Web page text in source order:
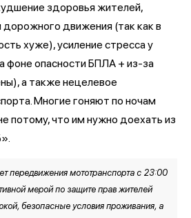
здоровья жителей,
дорожного движения (так как в
хуже), усиление стресса у
фоне опасности БПЛА + из-за
а также нецелевое
Многие гоняют по ночам
потому, что им нужно доехать из
передвижения мототранспорта с 23:00
мерой по защите прав жителей
безопасные условия проживания, а